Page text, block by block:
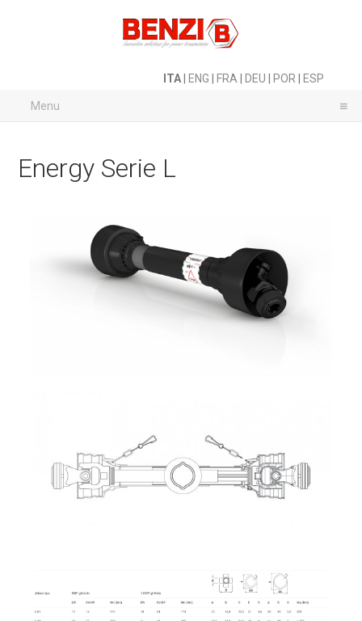
ITA ENG FRA DEU POR ESP
Menu
Energy Serie L